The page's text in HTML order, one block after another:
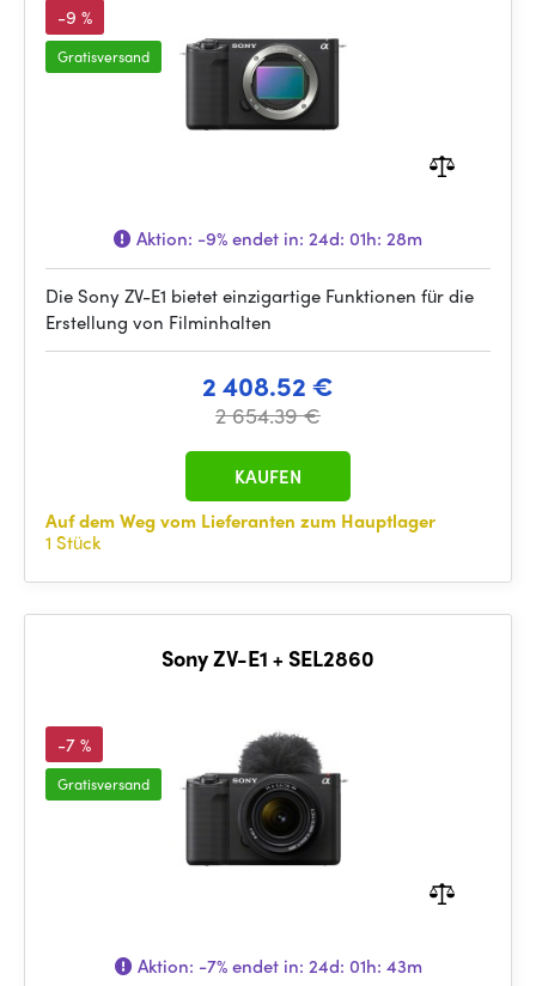
-9 %
Gratisversand
Aktion: -9%endet in: 24d: 01h: 28m
Die Sony ZV-E1 bietet einzigartige Funktionen für die
Erstellung von Filminhalten
2 408.52 €
2 654.39 €
Auf dem Weg vom Lieferanten zum Hauptlager
1 Stück
KAUFEN
Sony ZV-E1 + SEL2860
-7 %
Gratisversand
Aktion: -7%endet in: 24d: 01h: 43m